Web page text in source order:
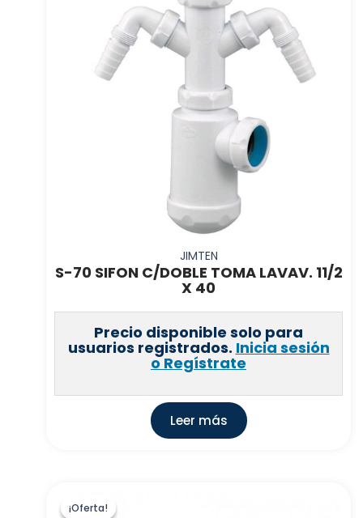
JIMTEN
S-70 SIFON C/DOBLE TOMA LAVAV. 11/2
X 40
Precio disponible solo para
usuarios registrados. Inicia sesión
o Regístrate
Leer más
¡Oferta!
¡Oferta!